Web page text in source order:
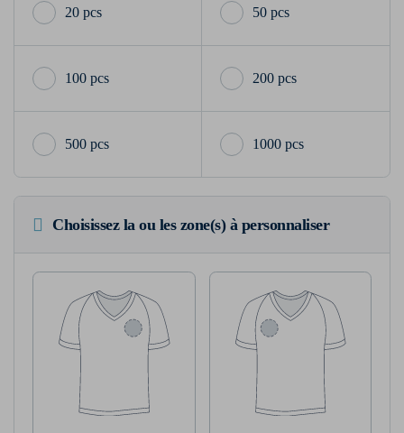
20 pcs 50 pcs
100 pcs 200 pcs
500 pcs 1000 pcs
Choisissez la ou les zone(s) à personnaliser